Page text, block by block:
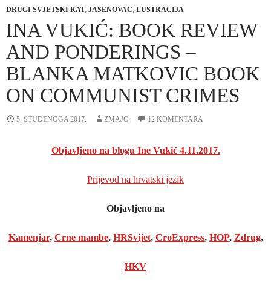
DRUGI SVJETSKI RAT, JASENOVAC, LUSTRACIJA
INA VUKIĆ: BOOK REVIEW
AND PONDERINGS –
BLANKA MATKOVIC BOOK
ON COMMUNIST CRIMES
5. STUDENOGA 2017. ZMAJO 12 KOMENTARA
Objavljeno na blogu Ine Vukić 4.11.2017.
Prijevod na hrvatski jezik
Objavljeno na
Kamenjar, Crne mambe, HRSvijet, CroExpress, HOP, Zdrug,
HKV